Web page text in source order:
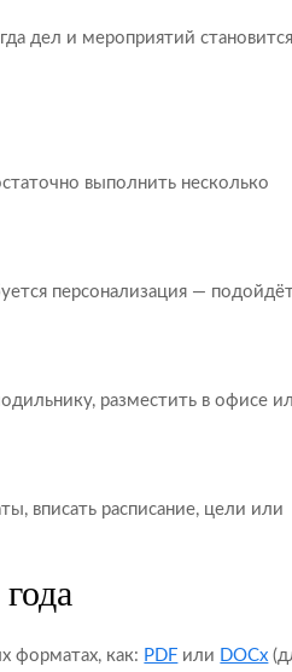
дел и мероприятий
выполнить несколько
персонализация —
разместить в офисе
вписать расписание, цели или
форматах, как: PDF или DOCx